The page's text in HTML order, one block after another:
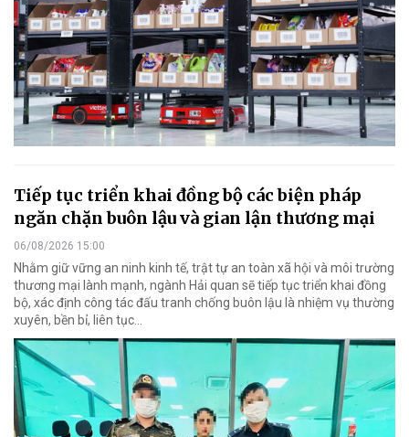
Tiếp tục triển khai đồng bộ các biện pháp
ngăn chặn buôn lậu và gian lận thương mại
06/08/2026 15:00
Nhằm giữ vững an ninh kinh tế, trật tự an toàn xã hội và môi trường
thương mại lành mạnh, ngành Hải quan sẽ tiếp tục triển khai đồng
bộ, xác định công tác đấu tranh chống buôn lậu là nhiệm vụ thường
xuyên, bền bỉ, liên tục…